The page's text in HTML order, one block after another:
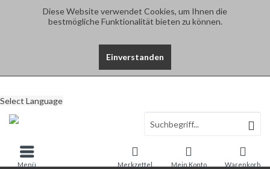
Diese Website verwendet Cookies, um Ihnen die
bestmögliche Funktionalität bieten zu können.
Einverstanden
Select Language
Warenkorb
Merkzettel Mein Konto
Menü